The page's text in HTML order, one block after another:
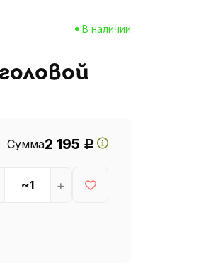
В наличии
Сумма2 195 Р
+